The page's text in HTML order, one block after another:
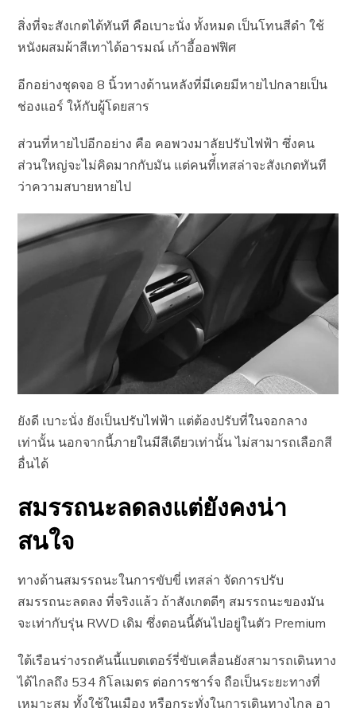
สิ่งที่จะสังเกตได้ทันที คือเบาะนั่ง ทั้งหมด เป็นโทนสีดำ ใช้
หนังผสมผ้าสีเทาได้อารมณ์ เก้าอี้ออฟฟิศ
อีกอย่างชุดจอ 8 นิ้วทางด้านหลังที่มีเคยมีหายไปกลายเป็น
ช่องแอร์ ให้กับผู้โดยสาร
ส่วนที่หายไปอีกอย่าง คือ คอพวงมาลัยปรับไฟฟ้า ซึ่งคน
ส่วนใหญ่จะไม่คิดมากกับมัน แต่คนที่้เทสล่าจะสังเกตทันที
ว่าความสบายหายไป
ยังดี เบาะนั่ง ยังเป็นปรับไฟฟ้า แต่ต้องปรับที่ในจอกลาง
เท่านั้น นอกจากนี้ภายในมีสีเดียวเท่านั้น ไม่สามารถเลือกสี
อื่นได้
สมรรถนะลดลงแต่ยังคงน่า
สนใจ
ทางด้านสมรรถนะในการขับขี่ เทสล่า จัดการปรับ
สมรรถนะลดลง ที่จริงแล้ว ถ้าสังเกตดีๆ สมรรถนะของมัน
จะเท่ากับรุ่น RWD เดิม ซึ่งตอนนี้ดันไปอยู่ในตัว Premium
ใต้เรือนร่างรถคันนี้แบตเตอร์รี่ขับเคลื่อนยังสามารถเดินทาง
ได้ไกลถึง 534 กิโลเมตร ต่อการชาร์จ ถือเป็นระยะทางที่
เหมาะสม ทั้งใช้ในเมือง หรือกระทั่งในการเดินทางไกล อา